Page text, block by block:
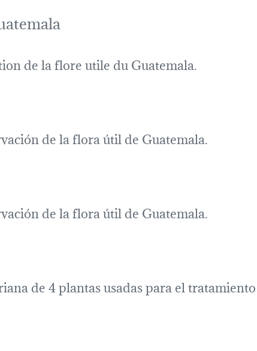
de la flore utile du Guatemala.
de la flora útil de Guatemala.
de la flora útil de Guatemala.
de 4 plantas usadas para el